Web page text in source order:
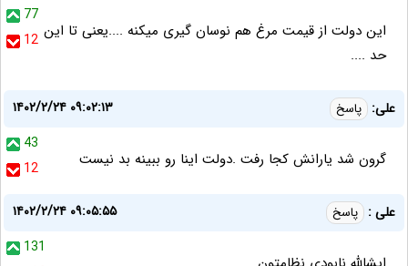
77
12 این دولت از قیمت مرغ هم نوسان گیری میکنه ....یعنی تا این
حد ....
علی: پاسخ
۱۴۰۲/۲/۲۴ ۰۹:۰۲:۱۳
43
12
گرون شد یارانش کجا رفت .دولت اینا رو ببینه بد نیست
علی : پاسخ
۱۴۰۲/۲/۲۴ ۰۹:۰۵:۵۵
131